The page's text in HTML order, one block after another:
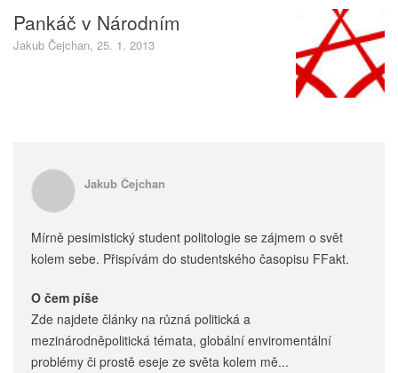
Pankáč v Národním
Jakub Čejchan, 25. 1. 2013
Jakub Čejchan
Mírně pesimistický student politologie se zájmem o svět
kolem sebe. Přispívám do studentského časopisu FFakt.
O čem píše
Zde najdete články na různá politická a
mezinárodněpolitická témata, globální enviromentální
problémy či prostě eseje ze světa kolem mě...